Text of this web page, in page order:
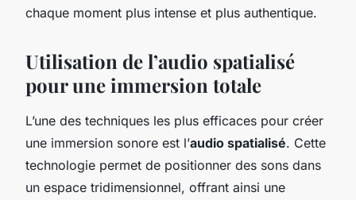
chaque moment plus intense et plus authentique.
Utilisation de l’audio spatialisé
pour une immersion totale
L’une des techniques les plus efficaces pour créer
une immersion sonore est l’audio spatialisé. Cette
technologie permet de positionner des sons dans
un espace tridimensionnel, offrant ainsi une